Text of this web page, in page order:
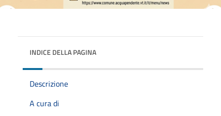
INDICE DELLA PAGINA
Descrizione
A cura di